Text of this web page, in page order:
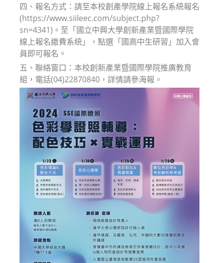
四、報名方式：請至本校創產學院線上報名系統報名
(https://www.siileec.com/subject.php?
sn=4341)。至「國立中興大學創新產業暨國際學院
線上報名繳費系統」，點選「國高中生研習」加入會
員即可報名。
五、聯絡窗口：本校創新產業暨國際學院推廣教育
組，電話(04)22870840，詳情請參海報。